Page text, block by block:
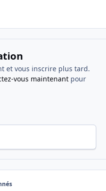
et vous inscrire plus tard.
vous maintenantpour